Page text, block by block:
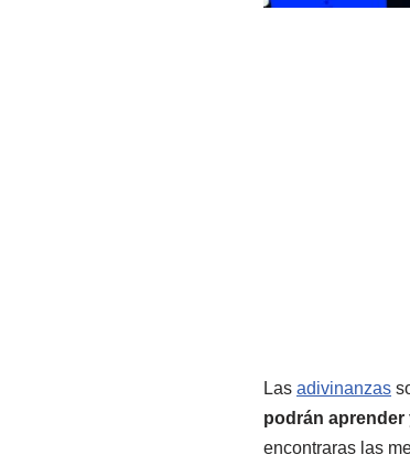
Las adivinanzas
podrán
encontraras las